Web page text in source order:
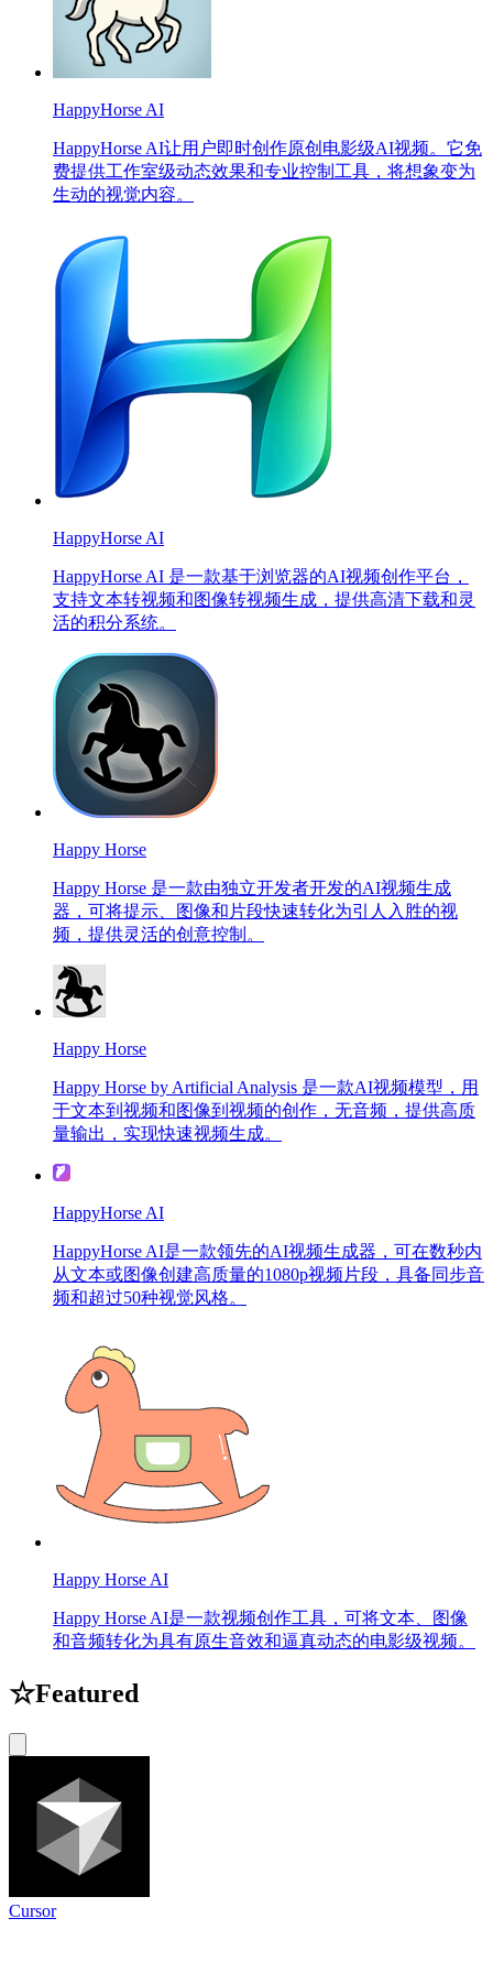
HappyHorse AI
HappyHorse AI让用户即时创作原创电影级AI视频。它免
费提供工作室级动态效果和专业控制工具，将想象变为
生动的视觉内容。
HappyHorse AI
HappyHorse AI 是一款基于浏览器的AI视频创作平台，
支持文本转视频和图像转视频生成，提供高清下载和灵
活的积分系统。
Happy Horse
Happy Horse 是一款由独立开发者开发的AI视频生成
器，可将提示、图像和片段快速转化为引人入胜的视
频，提供灵活的创意控制。
Happy Horse
Happy Horse by Artificial Analysis 是一款AI视频模型，用
于文本到视频和图像到视频的创作，无音频，提供高质
量输出，实现快速视频生成。
HappyHorse AI
HappyHorse AI是一款领先的AI视频生成器，可在数秒内
从文本或图像创建高质量的1080p视频片段，具备同步音
频和超过50种视觉风格。
Happy Horse AI
Happy Horse AI是一款视频创作工具，可将文本、图像
和音频转化为具有原生音效和逼真动态的电影级视频。
☆Featured
Cursor